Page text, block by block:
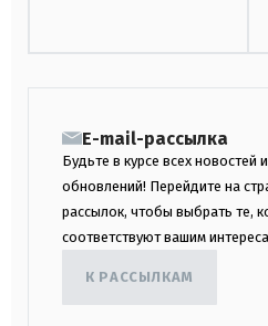
E-mail-рассылка
Будьте в курсе всех новостей и
обновлений! Перейдите на
рассылок, чтобы выбрать те,
соответствуют вашим
К РАССЫЛКАМ